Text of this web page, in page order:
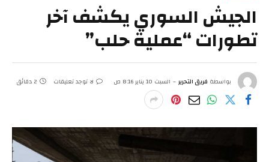
الجيش السوري يكشف آخر
تطورات “عملية حلب”
بواسطة فريق التحرير السبت 10 يناير 8:16 ص لا توجد تعليقات 2 دقائق